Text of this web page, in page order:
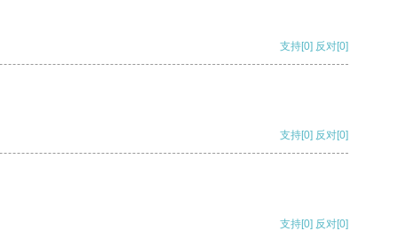
支持[0] 反对[0]
支持[0] 反对[0]
支持[0] 反对[0]